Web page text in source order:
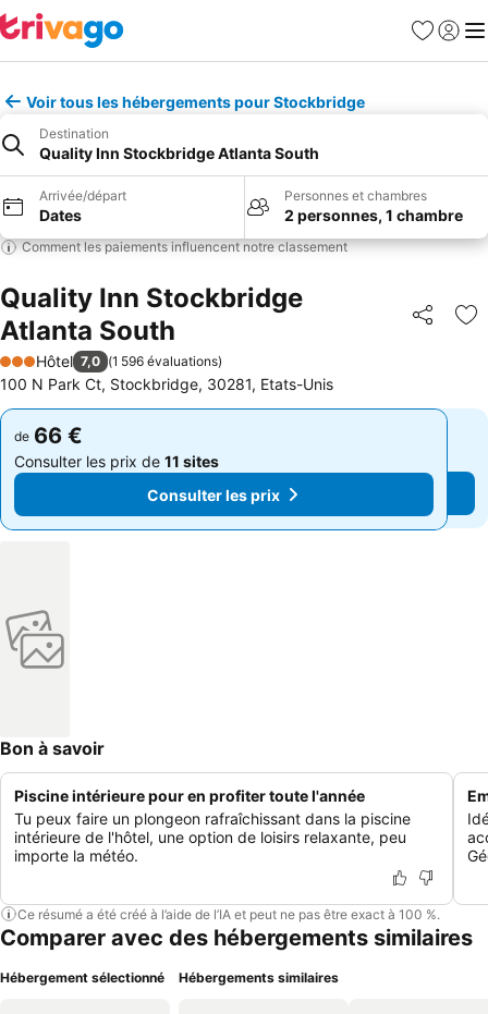
Favoris
Se
Voir tous les hébergements pour Stockbridge
Destination
Quality Inn Stockbridge Atlanta South
Arrivée/départ
Dates
Personnes et chambres
2 personnes, 1 chambre
Comment les paiements influencent notre classement
Quality Inn Stockbridge
Atlanta South
Partager
3 Étoiles
Hôtel 7,0 (1 596 évaluations)
100 N Park Ct, Stockbridge, 30281, Etats-Unis
de 66 €
Consulter les prix de 11 sites
Consulter les prix
de 66 €
Consulter les prix de 11 sites
Consulter les prix
Bon à savoir
Piscine intérieure pour en profiter toute l'année
Tu peux faire un plongeon rafraîchissant dans la piscine
intérieure de l'hôtel, une option de loisirs relaxante, peu
importe la météo.
Ce résumé a été créé à l’aide de l’IA et peut ne pas être exact à 100 %.
Comparer avec des hébergements similaires
Hébergement sélectionné Hébergements similaires